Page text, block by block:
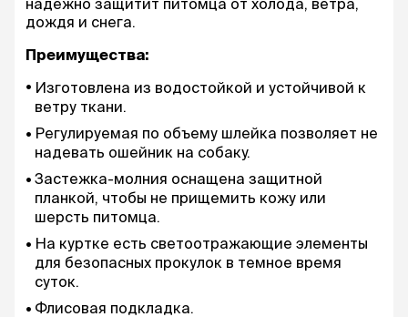
надежно защитит питомца от холода, ветра,
дождя и снега.
Преимущества:
Изготовлена из водостойкой и устойчивой к
ветру ткани.
Регулируемая по объему шлейка позволяет не
надевать ошейник на собаку.
Застежка-молния оснащена защитной
планкой, чтобы не прищемить кожу или
шерсть питомца.
На куртке есть светоотражающие элементы
для безопасных прокулок в темное время
суток.
Флисовая подкладка.